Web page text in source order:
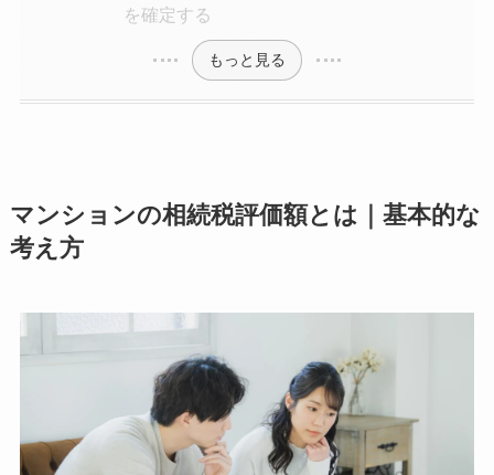
を確定する
もっと見る
マンションの相続税評価額とは｜基本的な
考え方